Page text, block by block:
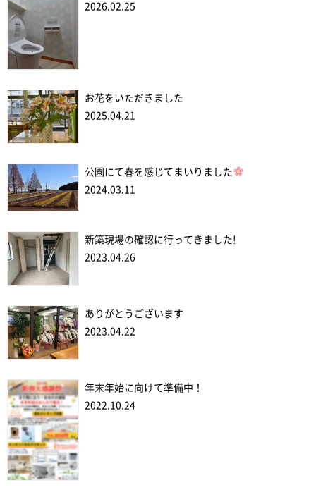
2026.02.25
お花をいただきました
2025.04.21
公園にて春を感じてまいりました
2024.03.11
新築現場の確認に行ってきました!
2023.04.26
ありがとうございます
2023.04.22
年末年始に向けて準備中！
2022.10.24